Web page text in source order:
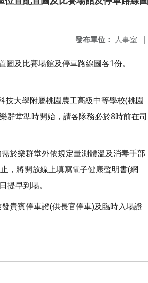
發布單位： 人事室 |
及比賽場館及停車路線圖各1份。
技大學附屬桃園農工高級中等學校(桃園
群堂準時開始，請各隊務必於8時前在司
於樂群堂外依規定量測體溫及消毒手部
，將開放線上填寫電子健康聲明書(網
早到場。
貴賓停車證(供長官停車)及臨時入場證